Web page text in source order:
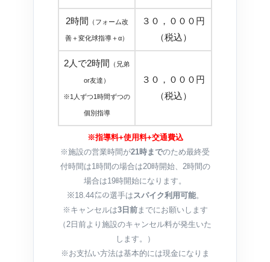
2時間 （フォーム改
善＋変化球指導＋α）
３０，０００円
（税込）
2人で2時間 （兄弟
or友達）
※1人ずつ1時間ずつの
個別指導
３０，０００円
（税込）
※指導料+使用料+交通費込
※施設の営業時間が21時までのため最終受
付時間は1時間の場合は20時開始、2時間の
場合は19時開始になります。
※18.44㍍の選手は スパイク利用可能。
※キャンセルは3日前までにお願いします
（2日前より施設のキャンセル料が発生いた
します。）
※お支払い方法は基本的には現金になりま